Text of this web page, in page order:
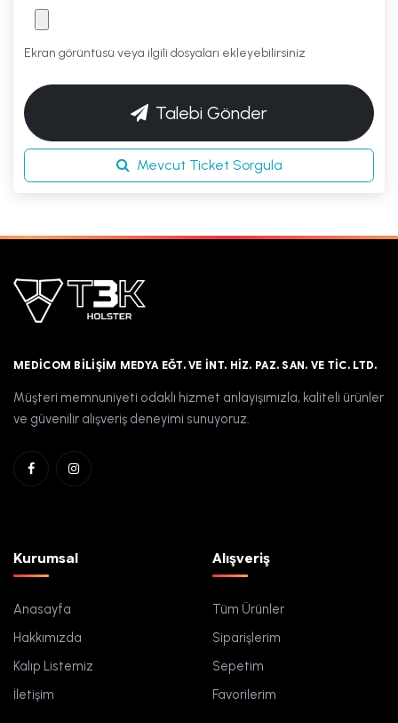
Ekran görüntüsü veya ilgili dosyaları ekleyebilirsiniz
Talebi Gönder
Mevcut Ticket Sorgula
MEDICOM BILIŞIM MEDYA EĞT. VE İNT. HIZ. PAZ. SAN. VE TIC. LTD.
Müşteri memnuniyeti odaklı hizmet anlayışımızla, kaliteli ürünler
ve güvenilir alışveriş deneyimi sunuyoruz.
Kurumsal
Anasayfa
Hakkımızda
Kalıp Listemiz
İletişim
Alışveriş
Tüm Ürünler
Siparişlerim
Sepetim
Favorilerim